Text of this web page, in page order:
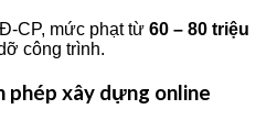
CP, mức phạt từ 60 – 80 triệu
công trình.
phép xây dựng online